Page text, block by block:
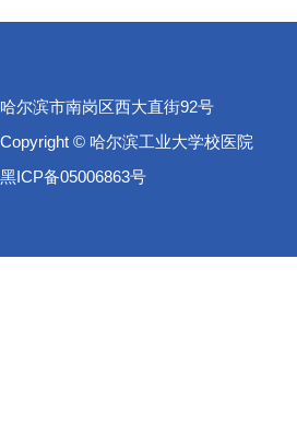
哈尔滨市南岗区西大直街92号
Copyright © 哈尔滨工业大学校医院
黑ICP备05006863号